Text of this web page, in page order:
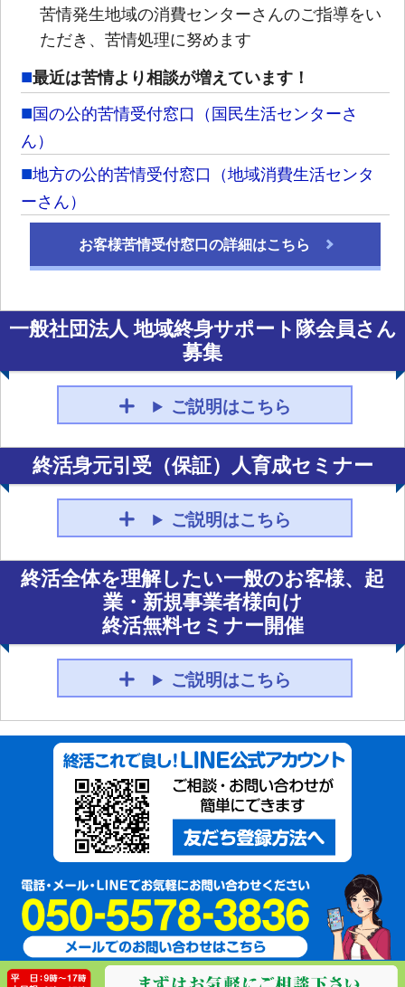
苦情発生地域の消費センターさんのご指導をい
ただき、苦情処理に努めます
最近は苦情より相談が増えています！
国の公的苦情受付窓口（国民生活センターさ
ん）
地方の公的苦情受付窓口（地域消費生活センタ
ーさん）
お客様苦情受付窓口の詳細はこちら
一般社団法人 地域終身サポート隊会員さん
募集
ご説明はこちら
終活身元引受（保証）人育成セミナー
ご説明はこちら
終活全体を理解したい一般のお客様、起
業・新規事業者様向け
終活無料セミナー開催
ご説明はこちら